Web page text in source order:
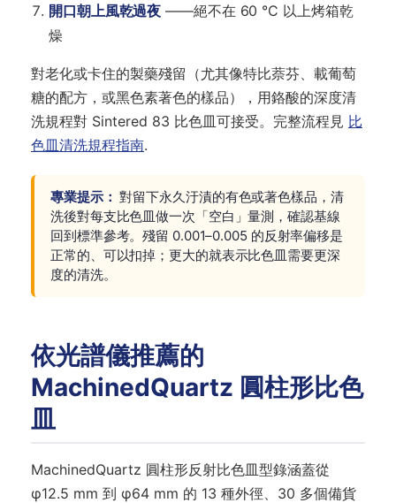
開口朝上風乾過夜 ——絕不在 60 °C 以上烤箱乾
燥
對老化或卡住的製藥殘留（尤其像特比萘芬、載葡萄
糖的配方，或黑色素著色的樣品），用鉻酸的深度清
洗規程對 Sintered 83 比色皿可接受。完整流程見 比
色皿清洗規程指南.
專業提示： 對留下永久汙漬的有色或著色樣品，清
洗後對每支比色皿做一次「空白」量測，確認基線
回到標準參考。殘留 0.001–0.005 的反射率偏移是
正常的、可以扣掉；更大的就表示比色皿需要更深
度的清洗。
依光譜儀推薦的
MachinedQuartz 圓柱形比色
皿
MachinedQuartz 圓柱形反射比色皿型錄涵蓋從
φ12.5 mm 到 φ64 mm 的 13 種外徑、30 多個備貨